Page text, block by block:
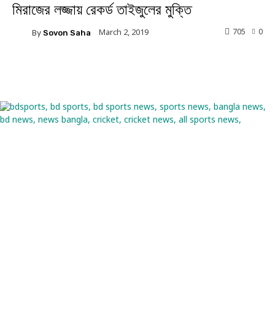
মিরাজের লজ্জায় রেকর্ড তাইজুলের মুক্তি
By Sovon Saha March 2, 2019 0
705